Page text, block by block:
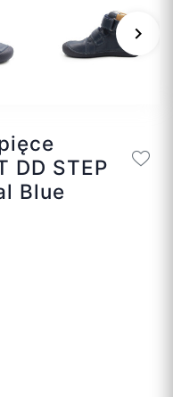
keyboard_arrow_right
DD STEP
Blue